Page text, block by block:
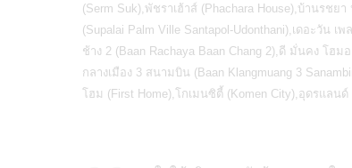
(Serm Suk),พัชราเฮ้าส์ (Phachara House),บ้านรช
(Supalai Palm Ville Santapol-Udonthani),เดอะวัน
ช้าง 2 (Baan Rachaya Baan Chang 2),ดี มั่นคง โฮ
กลางเมือง 3 สนามบิน (Baan Klangmuang 3
โฮม (First Home),โกเมนซิตี้ (Komen City),อุดรแลน